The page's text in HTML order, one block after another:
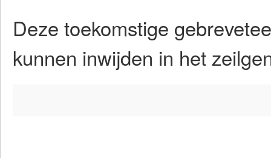
Deze toekomstige
kunnen inwijden in het